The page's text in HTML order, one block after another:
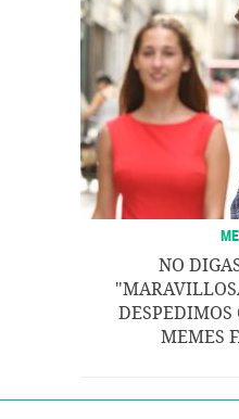
NO
DESPEDIMOS
MEMES